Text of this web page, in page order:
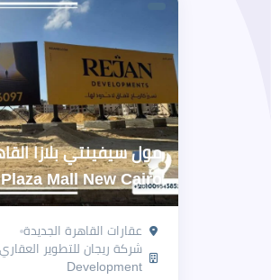
Plaza Mall New Cairo
عقارات القاهرة الجديدة
Development